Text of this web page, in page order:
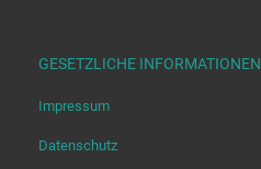
GESETZLICHE INFORMATIONEN
Impressum
Datenschutz